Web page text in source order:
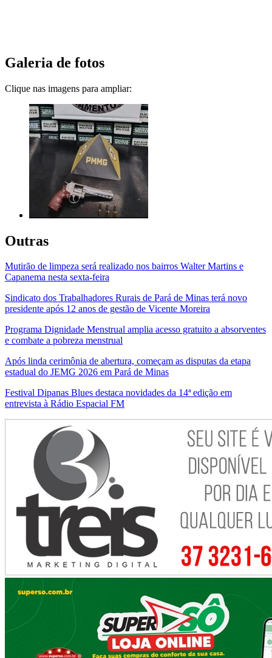
Galeria de fotos
Clique nas imagens para ampliar:
Outras
Mutirão de limpeza será realizado nos bairros Walter Martins e
Capanema nesta sexta-feira
Sindicato dos Trabalhadores Rurais de Pará de Minas terá novo
presidente após 12 anos de gestão de Vicente Moreira
Programa Dignidade Menstrual amplia acesso gratuito a absorventes
e combate a pobreza menstrual
Após linda cerimônia de abertura, começam as disputas da etapa
estadual do JEMG 2026 em Pará de Minas
Festival Dipanas Blues destaca novidades da 14ª edição em
entrevista à Rádio Espacial FM